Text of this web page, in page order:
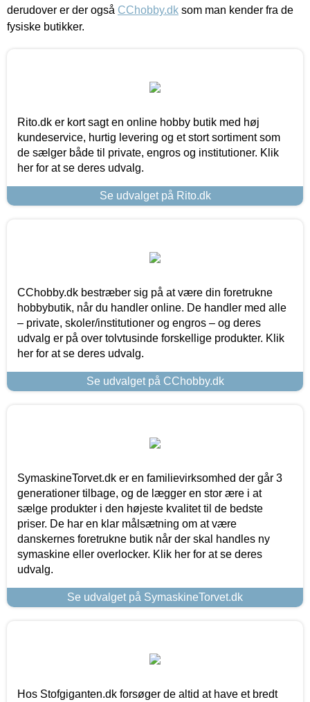
derudover er der også CChobby.dk som man kender fra de
fysiske butikker.
Rito.dk er kort sagt en online hobby butik med høj
kundeservice, hurtig levering og et stort sortiment som
de sælger både til private, engros og institutioner. Klik
her for at se deres udvalg.
Se udvalget på Rito.dk
CChobby.dk bestræber sig på at være din foretrukne
hobbybutik, når du handler online. De handler med alle
– private, skoler/institutioner og engros – og deres
udvalg er på over tolvtusinde forskellige produkter. Klik
her for at se deres udvalg.
Se udvalget på CChobby.dk
SymaskineTorvet.dk er en familievirksomhed der går 3
generationer tilbage, og de lægger en stor ære i at
sælge produkter i den højeste kvalitet til de bedste
priser. De har en klar målsætning om at være
danskernes foretrukne butik når der skal handles ny
symaskine eller overlocker. Klik her for at se deres
udvalg.
Se udvalget på SymaskineTorvet.dk
Hos Stofgiganten.dk forsøger de altid at have et bredt